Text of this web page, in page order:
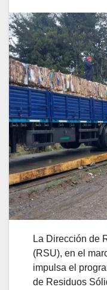
La Dirección de
(RSU), en el
impulsa el
de Residuos